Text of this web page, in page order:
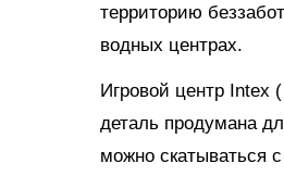
территорию
водных центрах.
Игровой центр Intex (
деталь продумана
можно скатываться